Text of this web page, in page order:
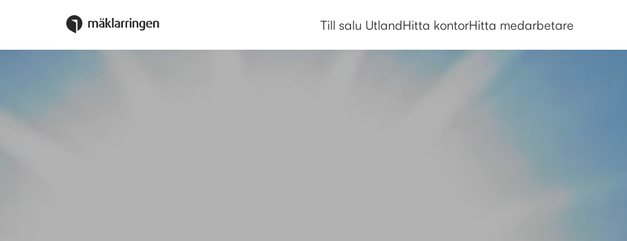
Till salu UtlandHitta kontorHitta medarbetare